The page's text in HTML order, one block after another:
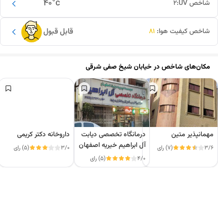
40°c شاخص UV: 2
قابل قبول شاخص کیفیت هوا: 81
مکان‌های شاخص درخیابان شیخ صفی شرقی
مهمانپذیر متین
3/6 (7) رای
درمانگاه تخصصی دیابت
آل ابراهیم خیریه اصفهان
4/0 (5) رای
داروخانه دکتر کریمی
3/0 (5) رای